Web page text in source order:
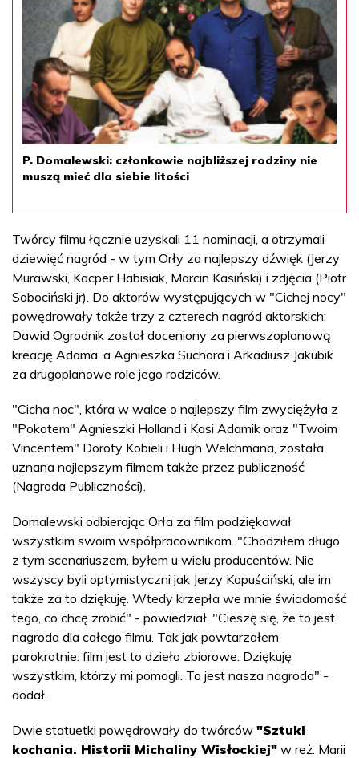
P. Domalewski: członkowie najbliższej rodziny nie
muszą mieć dla siebie litości
Twórcy filmu łącznie uzyskali 11 nominacji, a otrzymali
dziewięć nagród - w tym Orły za najlepszy dźwięk (Jerzy
Murawski, Kacper Habisiak, Marcin Kasiński) i zdjęcia (Piotr
Sobociński jr). Do aktorów występujących w "Cichej nocy"
powędrowały także trzy z czterech nagród aktorskich:
Dawid Ogrodnik został doceniony za pierwszoplanową
kreację Adama, a Agnieszka Suchora i Arkadiusz Jakubik
za drugoplanowe role jego rodziców.
"Cicha noc", która w walce o najlepszy film zwyciężyła z
"Pokotem" Agnieszki Holland i Kasi Adamik oraz "Twoim
Vincentem" Doroty Kobieli i Hugh Welchmana, została
uznana najlepszym filmem także przez publiczność
(Nagroda Publiczności).
Domalewski odbierając Orła za film podziękował
wszystkim swoim współpracownikom. "Chodziłem długo
z tym scenariuszem, byłem u wielu producentów. Nie
wszyscy byli optymistyczni jak Jerzy Kapuściński, ale im
także za to dziękuję. Wtedy krzepła we mnie świadomość
tego, co chcę zrobić" - powiedział. "Cieszę się, że to jest
nagroda dla całego filmu. Tak jak powtarzałem
parokrotnie: film jest to dzieło zbiorowe. Dziękuję
wszystkim, którzy mi pomogli. To jest nasza nagroda" -
dodał.
Dwie statuetki powędrowały do twórców "Sztuki
kochania. Historii Michaliny Wisłockiej" w reż. Marii